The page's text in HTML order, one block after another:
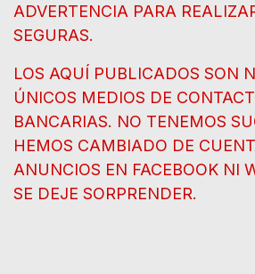
ADVERTENCIA PARA
SEGURAS.
LOS AQUÍ PUBLICADOS SON
ÚNICOS MEDIOS DE
BANCARIAS. NO TENEMOS
HEMOS CAMBIADO DE
ANUNCIOS EN FACEBOOK NI
SE DEJE SORPRENDER.